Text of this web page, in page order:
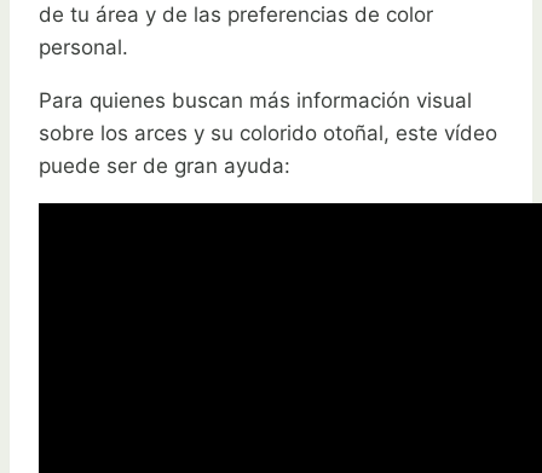
de tu área y de las preferencias de color
personal.
Para quienes buscan más información visual
sobre los arces y su colorido otoñal, este vídeo
puede ser de gran ayuda: